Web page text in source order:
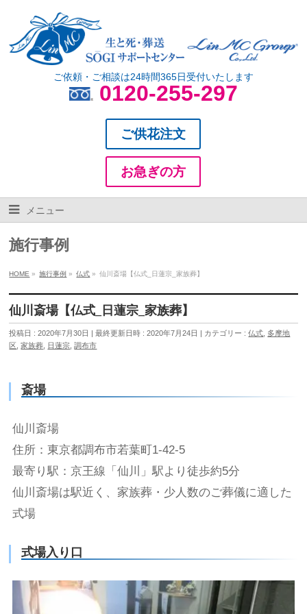
ご依頼・ご相談は24時間365日受付いたします
0120-255-297
ご供花注文
お急ぎの方
メニュー
施行事例
HOME » 施行事例 » 仏式 » 仙川斎場【仏式_日蓮宗_家族葬】
仙川斎場【仏式_日蓮宗_家族葬】
投稿日 : 2020年7月30日 最終更新日時 : 2020年7月24日 カテゴリー :仏式, 多摩地
区 ,家族葬, 日蓮宗,調布市
斎場
仙川斎場
住所：東京都調布市若葉町1-42-5
最寄り駅：京王線「仙川」駅より徒歩約5分
仙川斎場は駅近く、家族葬・少人数のご葬儀に適した
式場
式場入り口